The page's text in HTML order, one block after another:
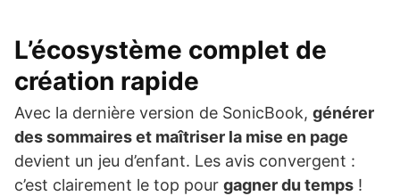
L’écosystème complet de
création rapide
Avec la dernière version de SonicBook, générer
des sommaires et maîtriser la mise en page
devient un jeu d’enfant. Les avis convergent :
c’est clairement le top pour gagner du temps !